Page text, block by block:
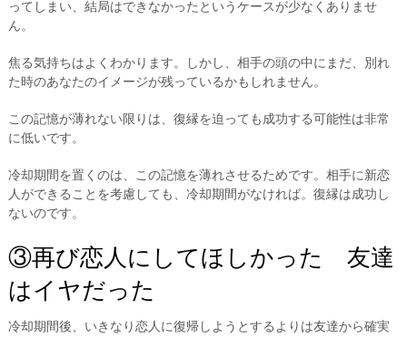
ってしまい、結局はできなかったというケースが少なくありませ
ん。
焦る気持ちはよくわかります。しかし、相手の頭の中にまだ、別れ
た時のあなたのイメージが残っているかもしれません。
この記憶が薄れない限りは、復縁を迫っても成功する可能性は非常
に低いです。
冷却期間を置くのは、この記憶を薄れさせるためです。相手に新恋
人ができることを考慮しても、冷却期間がなければ。復縁は成功し
ないのです。
③再び恋人にしてほしかった 友達
はイヤだった
冷却期間後、いきなり恋人に復帰しようとするよりは友達から確実